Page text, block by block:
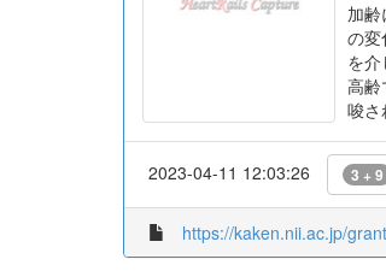
加
の変
を
高齢
唆さ
2023-04-11 12:03:26 3 + 9
https://kaken.nii.ac.jp/